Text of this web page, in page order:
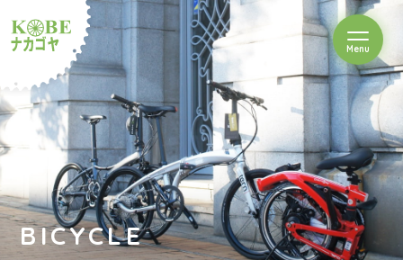
ルショップナカゴヤ
Menuを開閉
BICYCLE